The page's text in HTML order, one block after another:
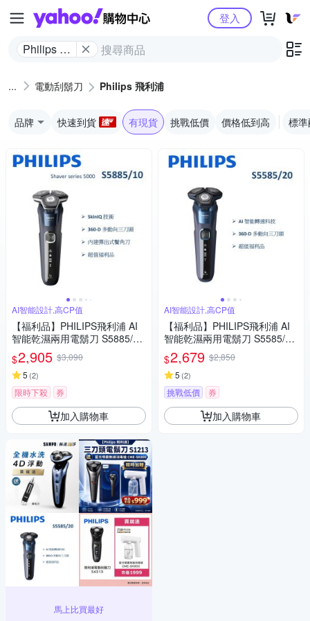
Yahoo購物中心
Philips 飛
登入
電動刮鬍刀 Philips 飛利浦
品牌 快速到貨 有現貨 挑戰低價 價格低到高 標
AI智能設計,高CP值
【福利品】PHILIPS飛利浦 AI
智能乾濕兩用電鬍刀 S5885/10
(一年保固)
$2,905 $3,090
5 (2)
限時下殺 券
加入購物車
馬上比買最好
AI智能設計,高CP值
【福利品】PHILIPS飛利浦 AI
智能乾濕兩用電鬍刀 S5585/20
(一年保固)
$2,679 $2,850
5 (2)
挑戰低價 券
加入購物車